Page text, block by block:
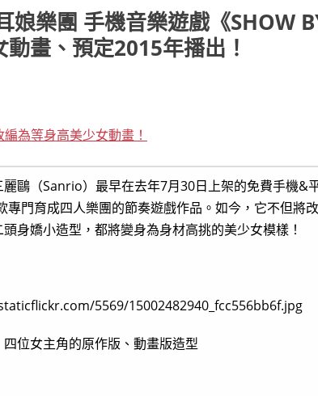
娘樂團 手機音樂遊戲《SHOW
畫、預定2015年播出！
為等身高美少女動畫！
鷗（Sanrio）最早在去年7月30日上架的免費手機&
專門育成四人樂團的節奏遊戲作品。如今，它不但將
身嬌小造型，都將變身為身材高挑的美少女模樣！
四位女主角的原作版、動畫版造型